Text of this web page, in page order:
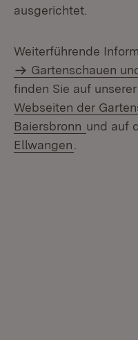
ausgerichtet.
Weiterführende
Gartenschauen
finden Sie auf
Webseiten der
Baiersbronn (Öffnet
und auf
Ellwangen